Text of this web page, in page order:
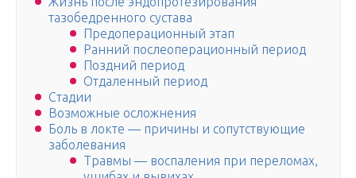
тазобедренного сустава
Предоперационный этап
Ранний послеоперационный период
Поздний период
Отдаленный период
Стадии
Возможные осложнения
Боль в локте — причины и сопутствующие
заболевания
Травмы — воспаления при переломах,